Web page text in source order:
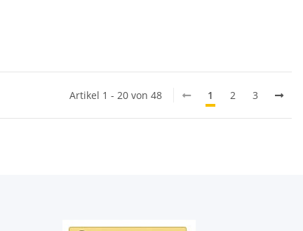
Artikel 1 - 20 von 48 1 2 3